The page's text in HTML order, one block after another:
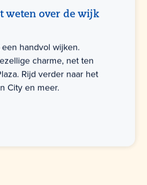
weten over de wijk
handvol wijken.
charme, net ten
Rijd verder naar het
City en meer.